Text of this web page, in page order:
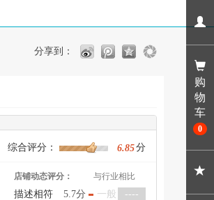
分享到：
综合评分： 6.85分
店铺动态评分： 与行业相比
描述相符 5.7分 一般
----
购
物
车
0